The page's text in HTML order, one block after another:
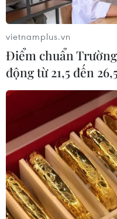
vietnamplus.vn
Điểm chuẩn
động từ 21,5 đến